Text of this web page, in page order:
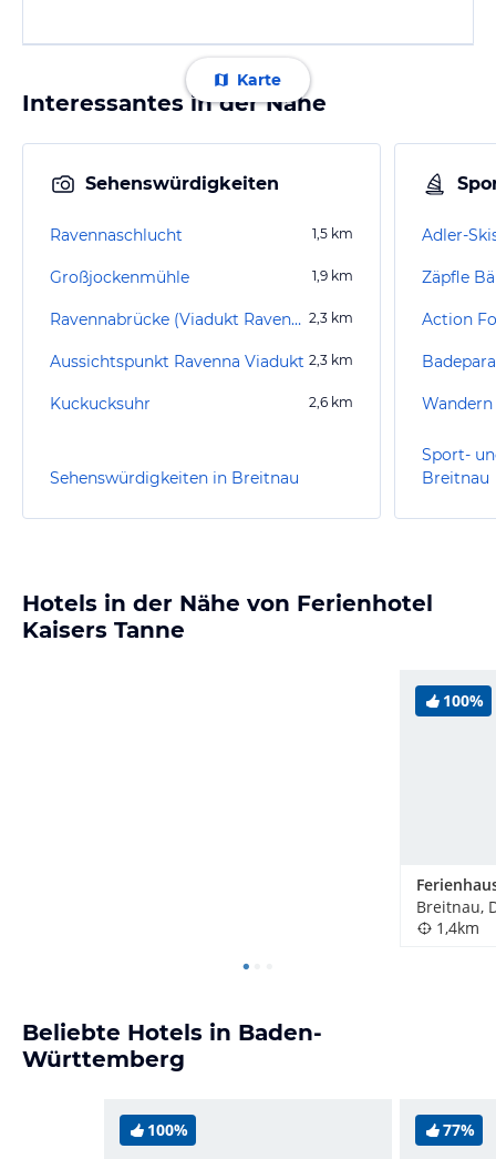
Karte
Interessantes in der Nähe
Sehenswürdigkeiten
Ravennaschlucht 1,5 km
Großjockenmühle 1,9 km
Ravennabrücke (Viadukt Ravennaschlucht) 2,3 km
Aussichtspunkt Ravenna Viadukt 2,3 km
Kuckucksuhr 2,6 km
Sehenswürdigkeiten in Breitnau
Adler-
Zäpfle
Action
Wandern
Sport-
Breitnau
Hotels in der Nähe von Ferienhotel
Kaisers Tanne
100%
Breitnau,
1,4km
Beliebte Hotels in Baden-
Württemberg
100% 77%